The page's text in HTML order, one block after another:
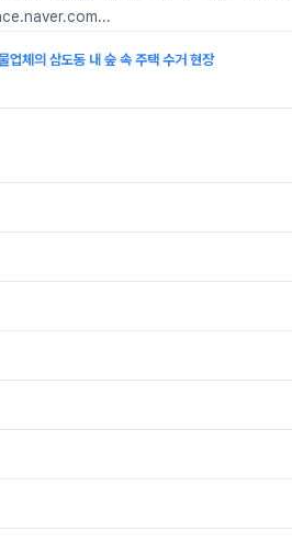
...
업체의 삼도동 내 숲 속 주택 수거 현장